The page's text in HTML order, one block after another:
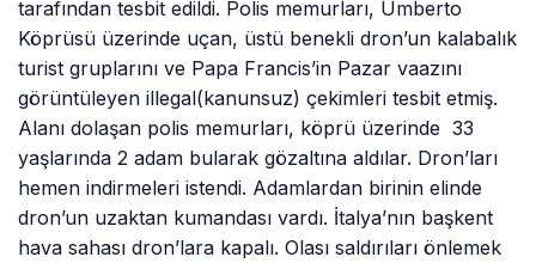
tarafından tesbit edildi. Polis memurları, Umberto
Köprüsü üzerinde uçan, üstü benekli dron’un kalabalık
turist gruplarını ve Papa Francis’in Pazar vaazını
görüntüleyen illegal(kanunsuz) çekimleri tesbit etmiş.
Alanı dolaşan polis memurları, köprü üzerinde 33
yaşlarında 2 adam bularak gözaltına aldılar. Dron’ları
hemen indirmeleri istendi. Adamlardan birinin elinde
dron’un uzaktan kumandası vardı. İtalya’nın başkent
hava sahası dron’lara kapalı. Olası saldırıları önlemek